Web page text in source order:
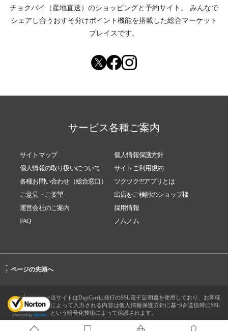
チョクバイ（産地直送） のショッピングと予約サイト。
みんなで
シェアし合う おすそ分けポイント機能を搭載した総合マーケット
プレイスです。
サービス各種ご案内
サイトマップ
個人情報保護方針
個人情報の取り扱いについて
サイトご利用規約
各種お問い合わせ（総合窓口）
ツクツク!!!アプリとは
ご意見・ご要望
出店をご検討のショップ様
運営会社のご案内
採用情報
FAQ
ノムノム
-
↑ ページの先頭へ
当サイトはDigiCert社発行のSSL電子証明書を使用しており、お客様
によって入力される内容は個人情報保護方針に基づき送信時にSSL
という暗号化技術によって保護されます。